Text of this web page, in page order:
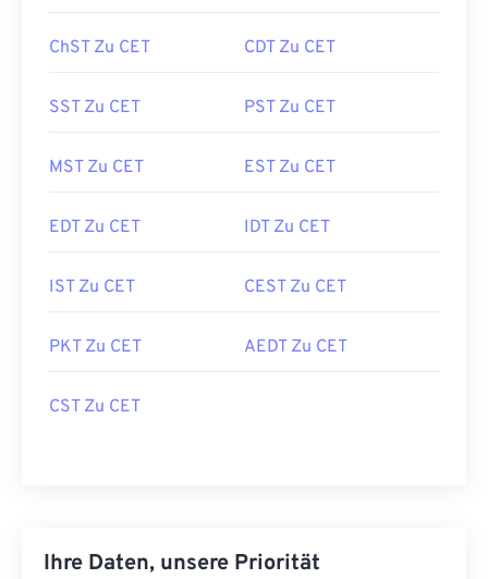
ChST Zu CET CDT Zu CET
SST Zu CET PST Zu CET
MST Zu CET EST Zu CET
EDT Zu CET IDT Zu CET
IST Zu CET CEST Zu CET
PKT Zu CET AEDT Zu CET
CST Zu CET
Ihre Daten, unsere Priorität